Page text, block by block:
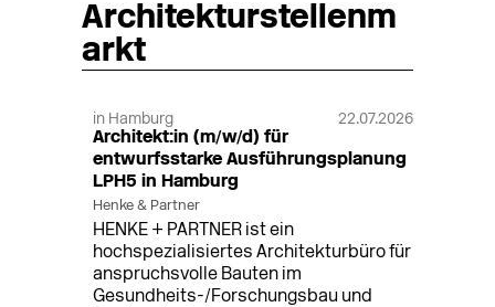
Architekturstellenm
arkt
in Hamburg 22.07.2026
Architekt:in (m/w/d) für
entwurfsstarke Ausführungsplanung
LPH5 in Hamburg
Henke & Partner
HENKE + PARTNER ist ein
hochspezialisiertes Architekturbüro für
anspruchsvolle Bauten im
Gesundheits-/Forschungsbau und